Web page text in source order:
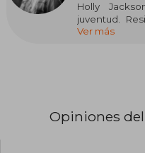
Holly
juventud.
pasión por la
Ver más
Opiniones